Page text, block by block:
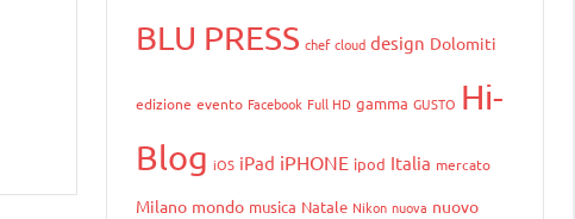
BLU PRESS chef cloud design Dolomiti
edizione evento Facebook Full HD gamma GUSTO Hi-
Blog iOS iPad iPHONE ipod Italia mercato
Milano mondo musica Natale Nikon nuova nuovo